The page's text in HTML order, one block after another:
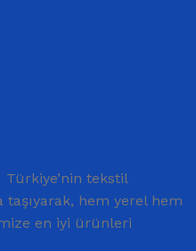
tekstil
taşıyarak, hem yerel hem
en iyi ürünleri